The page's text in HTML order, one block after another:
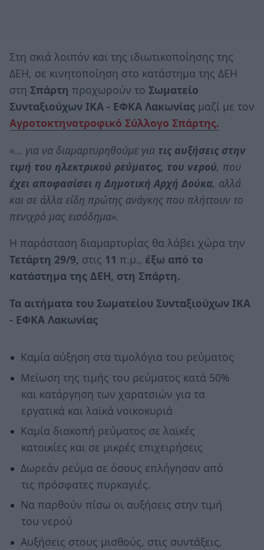
Στη σκιά λοιπόν και της ιδιωτικοποίησης της
ΔΕΗ, σε κινητοποίηση στο κατάστημα της ΔΕΗ
στη Σπάρτη προχωρούν το Σωματείο
Συνταξιούχων ΙΚΑ - ΕΦΚΑ Λακωνίας μαζί με τον
Αγροτοκτηνοτροφικό Σύλλογο Σπάρτης.
«… για να διαμαρτυρηθούμε για τις αυξήσεις στην
τιμή του ηλεκτρικού ρεύματος, του νερού, που
έχει αποφασίσει η Δημοτική Αρχή Δούκα, αλλά
και σε άλλα είδη πρώτης ανάγκης που πλήττουν το
πενιχρό μας εισόδημα».
Η παράσταση διαμαρτυρίας θα λάβει χώρα την
Τετάρτη 29/9, στις 11 π.μ., έξω από το
κατάστημα της ΔΕΗ, στη Σπάρτη.
Τα αιτήματα του Σωματείου Συνταξιούχων ΙΚΑ
- ΕΦΚΑ Λακωνίας
Καμία αύξηση στα τιμολόγια του ρεύματος
Μείωση της τιμής του ρεύματος κατά 50%
και κατάργηση των χαρατσιών για τα
εργατικά και λαϊκά νοικοκυριά
Καμία διακοπή ρεύματος σε λαϊκές
κατοικίες και σε μικρές επιχειρήσεις
Δωρεάν ρεύμα σε όσους επλήγησαν από
τις πρόσφατες πυρκαγιές.
Να παρθούν πίσω οι αυξήσεις στην τιμή
του νερού
Αυξήσεις στους μισθούς, στις συντάξεις,